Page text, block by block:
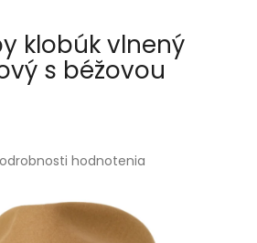
klobúk vlnený
s béžovou
hodnotenia